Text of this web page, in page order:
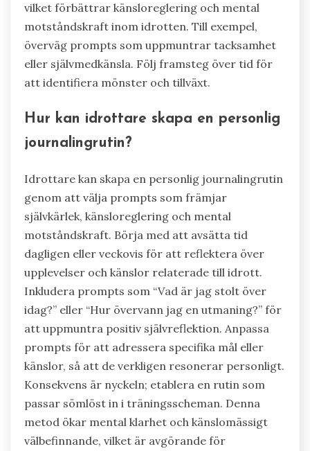
vilket förbättrar känsloreglering och mental
motståndskraft inom idrotten. Till exempel,
överväg prompts som uppmuntrar tacksamhet
eller självmedkänsla. Följ framsteg över tid för
att identifiera mönster och tillväxt.
Hur kan idrottare skapa en personlig
journalingrutin?
Idrottare kan skapa en personlig journalingrutin
genom att välja prompts som främjar
självkärlek, känsloreglering och mental
motståndskraft. Börja med att avsätta tid
dagligen eller veckovis för att reflektera över
upplevelser och känslor relaterade till idrott.
Inkludera prompts som “Vad är jag stolt över
idag?” eller “Hur övervann jag en utmaning?” för
att uppmuntra positiv självreflektion. Anpassa
prompts för att adressera specifika mål eller
känslor, så att de verkligen resonerar personligt.
Konsekvens är nyckeln; etablera en rutin som
passar sömlöst in i träningsscheman. Denna
metod ökar mental klarhet och känslomässigt
välbefinnande, vilket är avgörande för